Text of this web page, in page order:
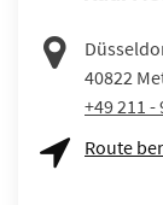
40822
+49 211 -
Route